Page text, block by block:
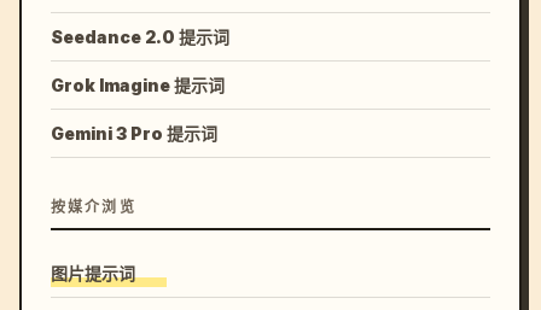
Seedance 2.0 提示词
Grok Imagine 提示词
Gemini 3 Pro 提示词
按媒介浏览
图片提示词